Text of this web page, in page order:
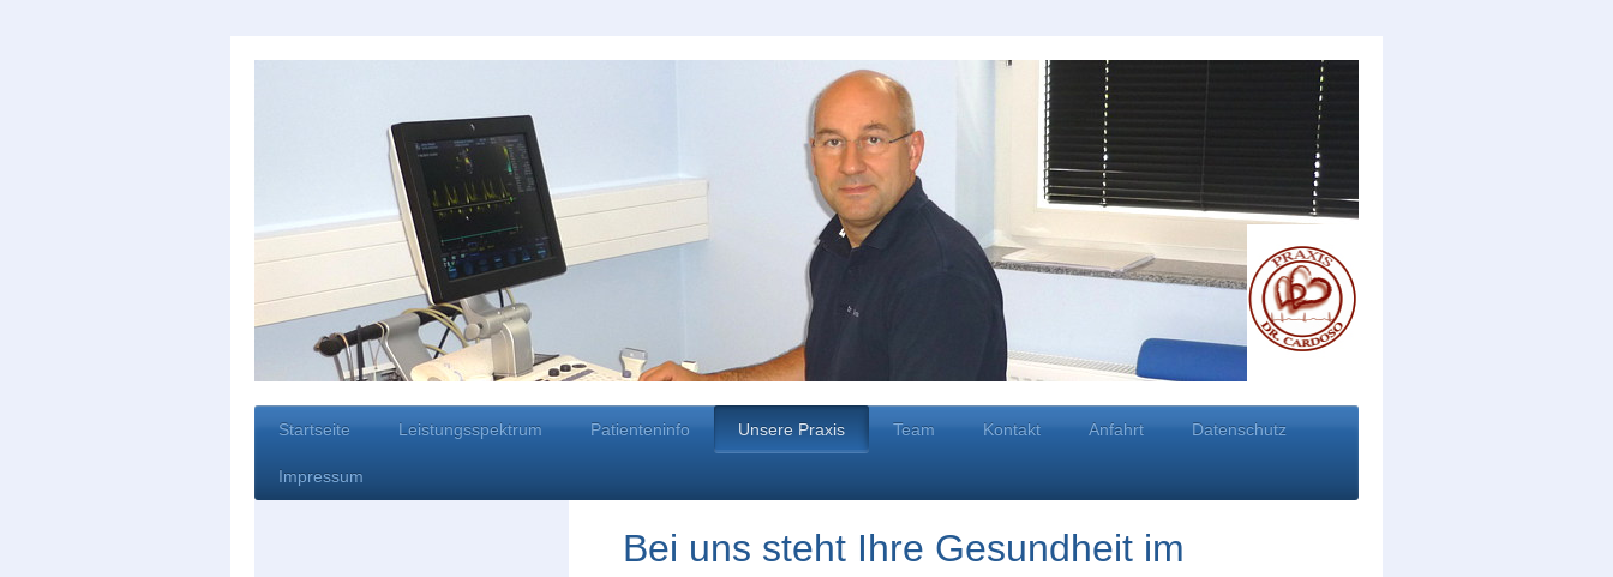
Startseite Leistungsspektrum Patienteninfo Unsere Praxis Team Kontakt Anfahrt Datenschutz
Impressum
Bei uns steht Ihre Gesundheit im